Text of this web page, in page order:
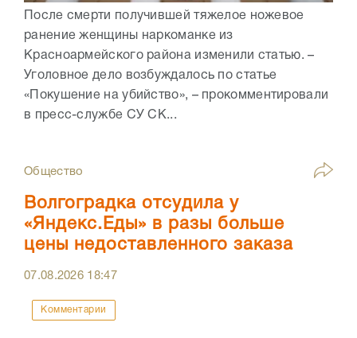
После смерти получившей тяжелое ножевое
ранение женщины наркоманке из
Красноармейского района изменили статью. –
Уголовное дело возбуждалось по статье
«Покушение на убийство», – прокомментировали
в пресс-службе СУ СК...
Общество
Волгоградка отсудила у
«Яндекс.Еды» в разы больше
цены недоставленного заказа
07.08.2026 18:47
Комментарии